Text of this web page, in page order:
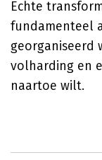
Echte
fundamenteel
georganiseerd
volharding en
naartoe wilt.